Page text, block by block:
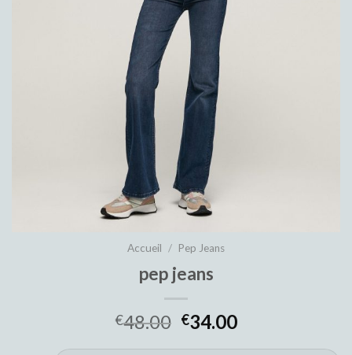
Accueil / Pep Jeans
pep jeans
€48.00 €34.00